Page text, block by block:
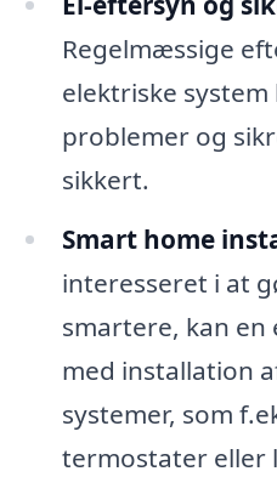
Regelmæssige
elektriske
problemer og
sikkert.
Smart home
interesseret i at
smartere, kan
med installation
systemer, som
termostater eller